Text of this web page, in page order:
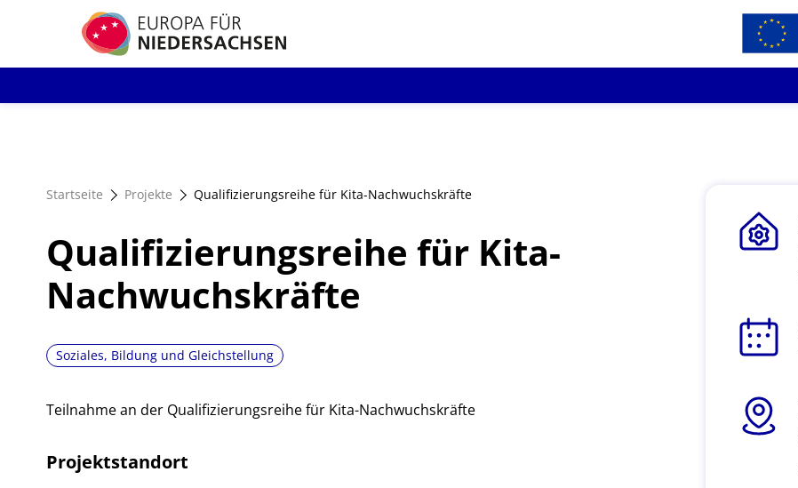
Startseite Projekte Qualifizierungsreihe für Kita-Nachwuchskräfte
Qualifizierungsreihe für Kita-
Nachwuchskräfte
Soziales, Bildung und Gleichstellung
Teilnahme an der Qualifizierungsreihe für Kita-Nachwuchskräfte
Projektstandort